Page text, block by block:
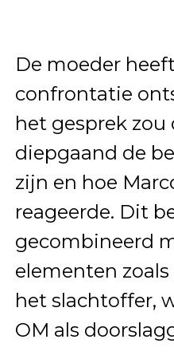
De moeder
confrontatie
het gesprek
diepgaand de
zijn en hoe
reageerde. Dit
gecombineerd
elementen
het slachtoffer,
OM als